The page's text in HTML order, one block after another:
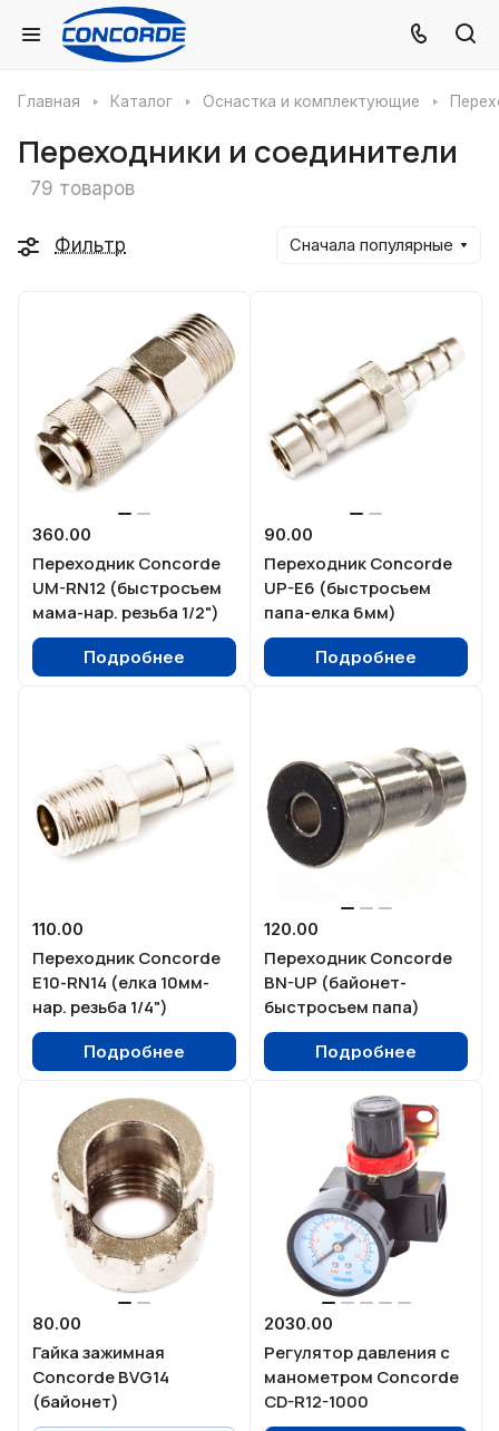
Главная Каталог Оснастка и комплектующие
Переходники и соединители
79 товаров
Фильтр Сначала популярные
360.00
Переходник Concorde
UM-RN12 (быстросъем
мама-нар. резьба 1/2")
Подробнее
90.00
Переходник Concorde
UP-E6 (быстросъем
папа-елка 6мм)
Подробнее
110.00
Переходник Concorde
E10-RN14 (елка 10мм-
нар. резьба 1/4")
Подробнее
120.00
Переходник Concorde
BN-UP (байонет-
быстросъем папа)
Подробнее
80.00
Гайка зажимная
Concorde BVG14
(байонет)
2030.00
Регулятор давления с
манометром Concorde
CD-R12-1000